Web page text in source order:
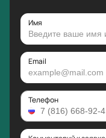
Имя
Email
Телефон